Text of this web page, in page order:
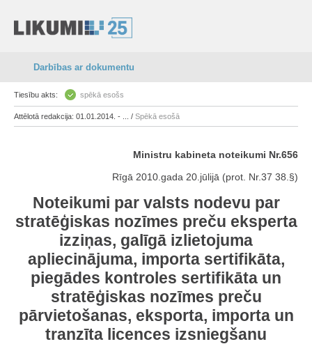
Darbības ar dokumentu
Tiesību akts: spēkā esošs
Attēlotā redakcija: 01.01.2014. - ... / Spēkā esošā
Ministru kabineta noteikumi Nr.656
Rīgā 2010.gada 20.jūlijā (prot. Nr.37 38.§)
Noteikumi par valsts nodevu par
stratēģiskas nozīmes preču eksperta
izziņas, galīgā izlietojuma
apliecinājuma, importa sertifikāta,
piegādes kontroles sertifikāta un
stratēģiskas nozīmes preču
pārvietošanas, eksporta, importa un
tranzīta licences izsniegšanu